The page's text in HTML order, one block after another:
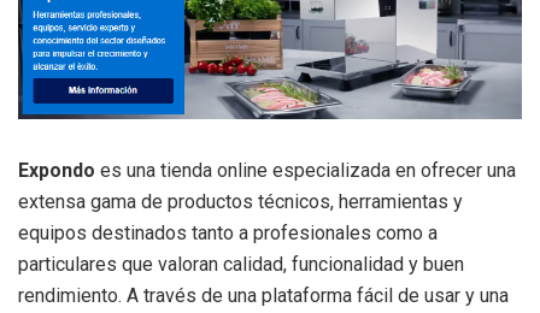
Expondo es una tienda online especializada en ofrecer una
extensa gama de productos técnicos, herramientas y
equipos destinados tanto a profesionales como a
particulares que valoran calidad, funcionalidad y buen
rendimiento. A través de una plataforma fácil de usar y una